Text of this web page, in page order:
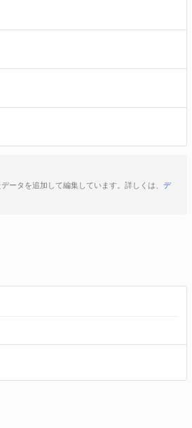
ータを追加して編集しています。詳しくは、 デ